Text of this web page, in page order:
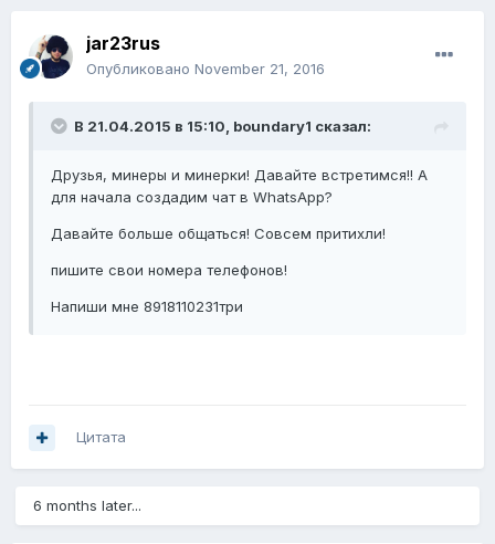
jar23rus
Опубликовано November 21, 2016
В 21.04.2015 в 15:10, boundary1 сказал:
Друзья, минеры и минерки! Давайте встретимся!! А
для начала создадим чат в WhatsApp?
Давайте больше общаться! Совсем притихли!
пишите свои номера телефонов!
Напиши мне 8918110231три
Цитата
6 months later...